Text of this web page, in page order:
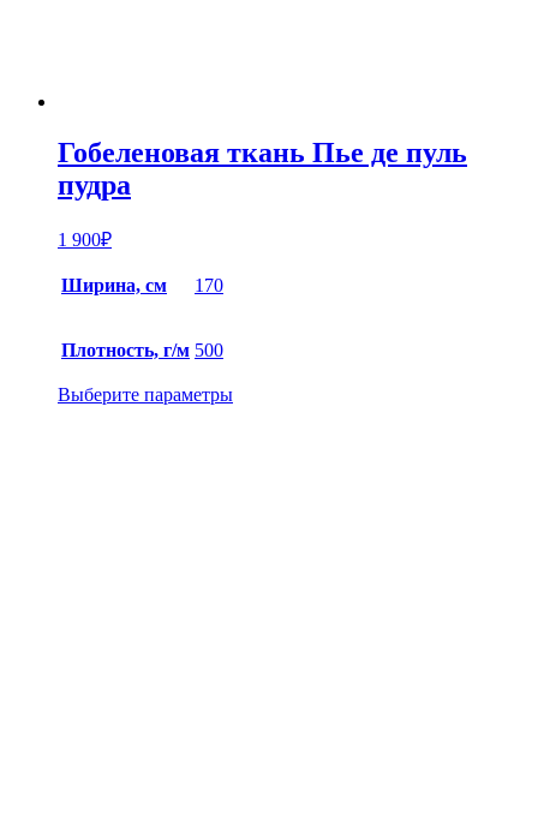
Гобеленовая ткань Пье де пуль
пудра
1 900₽
Ширина, см 170
Плотность, г/м 500
Выберите параметры